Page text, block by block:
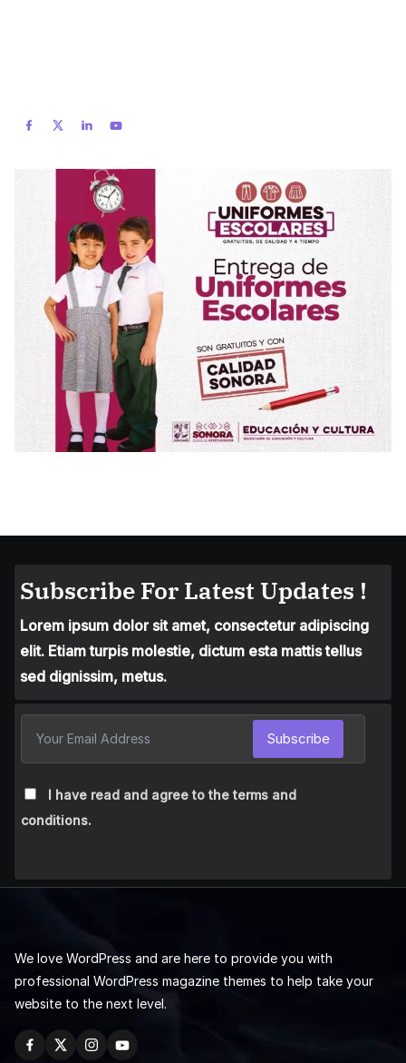
Subscribe For Latest Updates !
Lorem ipsum dolor sit amet, consectetur adipiscing
elit. Etiam turpis molestie, dictum esta mattis tellus
sed dignissim, metus.
I have read and agree to the terms and
conditions.
Subscribe
We love WordPress and are here to provide you with
professional WordPress magazine themes to help take your
website to the next level.